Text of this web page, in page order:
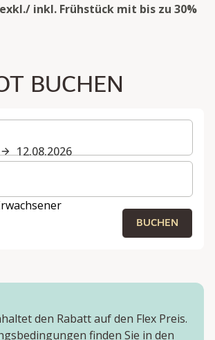
inkl. Frühstück mit bis zu 30%
BUCHEN
12.08.2026
Anzahl der Zimmer und Gäste für Ihren
BUCHEN
den Rabatt auf den Flex Preis.
finden Sie in den